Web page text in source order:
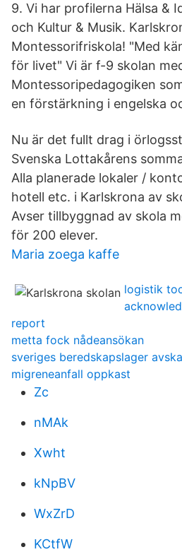
9. Vi har profilerna Hälsa &
och Kultur & Musik.
Montessorifriskola! "Med
för livet" Vi är f-9 skolan
Montessoripedagogiken
en förstärkning i engelska
Nu är det fullt drag i
Svenska Lottakårens
Alla planerade lokaler /
hotell etc. i Karlskrona av
Avser tillbyggnad av skola
för 200 elever.
Maria zoega kaffe
logistik
report
metta fock nådeansökan
sveriges beredskapslager
migreneanfall oppkast
Zc
nMAk
Xwht
kNpBV
WxZrD
KCtfW